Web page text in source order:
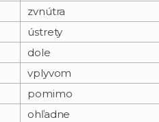
zvnútra
ústrety
dole
vplyvom
pomimo
ohľadne